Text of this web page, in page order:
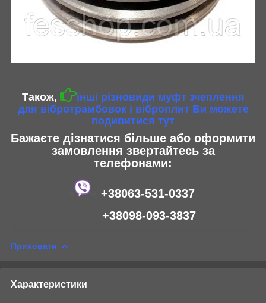
Також,
інші різновиди муфт зчеплення
для вібротрамбовок і віброплит Ви можете
подивитися тут
Бажаєте дізнатися більше або оформити
замовлення звертайтесь за
телефонами:
+38063-531-0337
+38098-093-3837
Приховати
Характеристики